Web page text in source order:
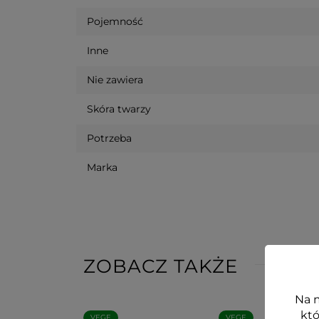
Pojemność
Inne
Nie zawiera
Skóra twarzy
Potrzeba
Marka
ZOBACZ TAKŻE
Na